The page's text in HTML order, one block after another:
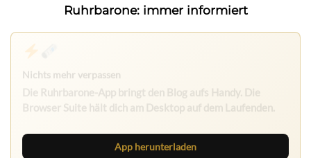
Ruhrbarone: immer informiert
App herunterladen